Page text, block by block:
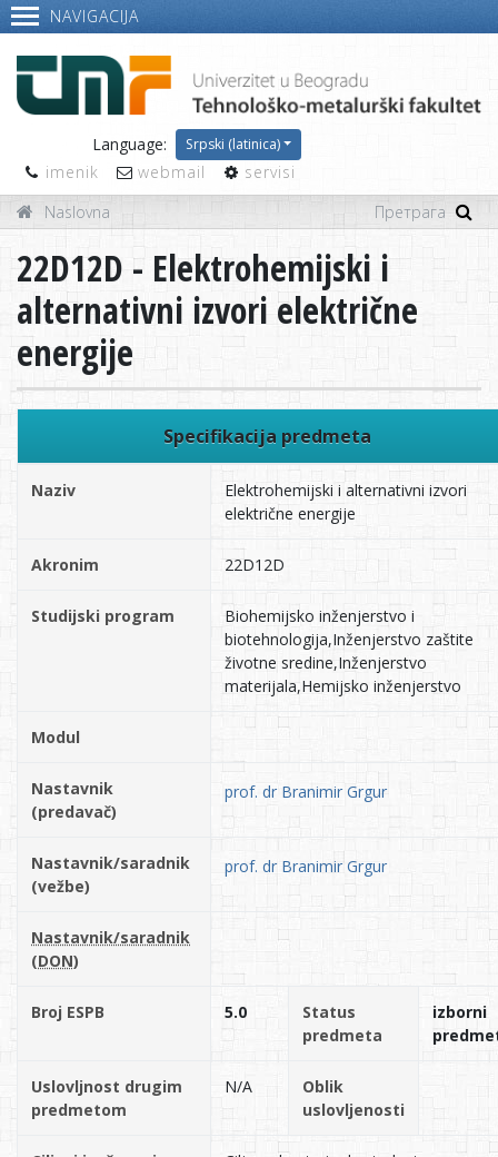
NAVIGACIJA
Language: Srpski (latinica)
imenik webmail
servisi
Naslovna
22D12D - Elektrohemijski i
alternativni izvori električne
energije
Specifikacija predmeta
Naziv
Elektrohemijski i alternativni izvori
električne energije
Akronim 22D12D
Studijski program
Biohemijsko inženjerstvo i
biotehnologija,Inženjerstvo zaštite
životne sredine,Inženjerstvo
materijala,Hemijsko inženjerstvo
Modul
Nastavnik
(predavač)
prof. dr Branimir Grgur
Nastavnik/saradnik
(vežbe)
prof. dr Branimir Grgur
Nastavnik/saradnik
(DON)
Broj ESPB 5.0
Status
predmeta
izborni
Uslovljnost drugim
predmetom
N/A
Oblik
uslovljenosti